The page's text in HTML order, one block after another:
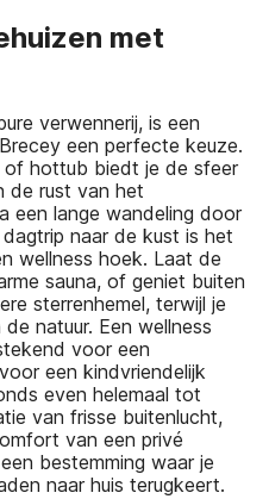
met
verwennerij, is een
een perfecte keuze.
of hottub biedt je de sfeer
de rust van het
een lange wandeling door
naar de kust is het
wellness hoek. Laat de
sauna, of geniet buiten
sterrenhemel, terwijl je
natuur. Een wellness
voor een
een kindvriendelijk
even helemaal tot
van frisse buitenlucht,
van een privé
bestemming waar je
naar huis terugkeert.